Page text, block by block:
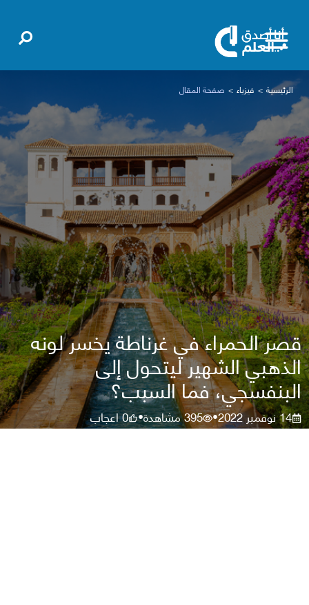
الرئيسية فيزياء صفحة المقال
قصر الحمراء في غرناطة يخسر لونه
الذهبي الشهير ليتحول إلى
البنفسجي، فما السبب؟
14 نوفمبر 2022 •
395مشاهدة•
0اعجاب